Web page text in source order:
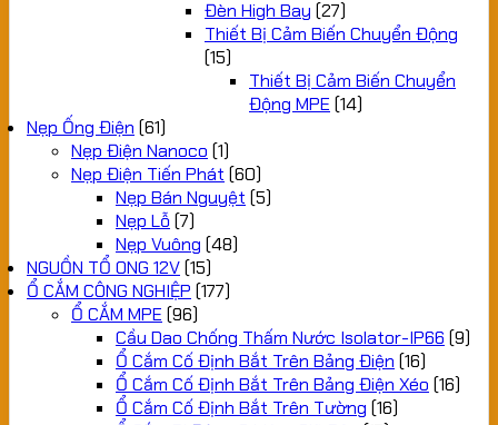
Đèn High Bay (27)
Thiết Bị Cảm Biến Chuyển Động
(15)
Thiết Bị Cảm Biến Chuyển
Động MPE (14)
Nẹp Ống Điện (61)
Nẹp Điện Nanoco (1)
Nẹp Điện Tiến Phát (60)
Nẹp Bán Nguyệt (5)
Nẹp Lỗ (7)
Nẹp Vuông (48)
NGUỒN TỔ ONG 12V(15)
Ổ CẮM CÔNG NGHIỆP (177)
Ổ CẮM MPE (96)
Cầu Dao Chống Thấm Nước Isolator-IP66 (9)
Ổ Cắm Cố Định Bắt Trên Bảng Điện (16)
Ổ Cắm Cố Định Bắt Trên Bảng Điện Xéo (16)
Ổ Cắm Cố Định Bắt Trên Tường (16)